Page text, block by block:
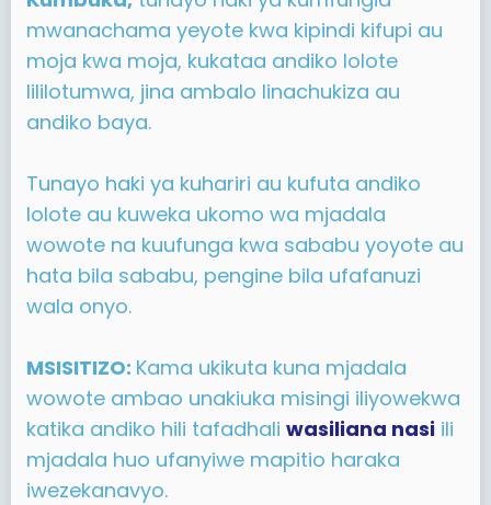
mwanachama yeyote kwa kipindi kifupi au
moja kwa moja, kukataa andiko lolote
lililotumwa, jina ambalo linachukiza au
andiko baya.
Tunayo haki ya kuhariri au kufuta andiko
lolote au kuweka ukomo wa mjadala
wowote na kuufunga kwa sababu yoyote au
hata bila sababu, pengine bila ufafanuzi
wala onyo.
MSISITIZO: Kama ukikuta kuna mjadala
wowote ambao unakiuka misingi iliyowekwa
katika andiko hili tafadhali wasiliana nasi ili
mjadala huo ufanyiwe mapitio haraka
iwezekanavyo.